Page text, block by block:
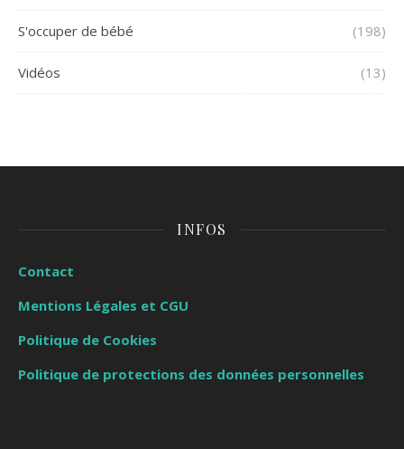
S'occuper de bébé (198)
Vidéos (13)
INFOS
Contact
Mentions Légales et CGU
Politique de Cookies
Politique de protections des données personnelles